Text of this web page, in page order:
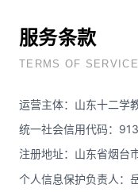
服务条款
TERMS OF SERVICE
运营主体：山东十二学
统一社会信用代码：
注册地址：山东省烟台
个人信息保护负责人：